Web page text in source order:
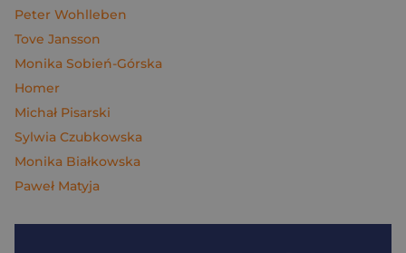
Peter Wohlleben
Tove Jansson
Monika Sobień-Górska
Homer
Michał Pisarski
Sylwia Czubkowska
Monika Białkowska
Paweł Matyja